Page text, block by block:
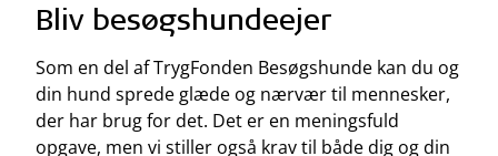
Bliv besøgshundeejer
Som en del af TrygFonden Besøgshunde kan du og
din hund sprede glæde og nærvær til mennesker,
der har brug for det. Det er en meningsfuld
opgave, men vi stiller også krav til både dig og din